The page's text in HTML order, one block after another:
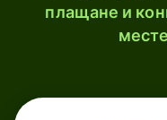
плащане и